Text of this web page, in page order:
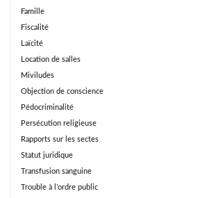
Famille
Fiscalité
Laïcité
Location de salles
Miviludes
Objection de conscience
Pédocriminalité
Persécution religieuse
Rapports sur les sectes
Statut juridique
Transfusion sanguine
Trouble à l’ordre public